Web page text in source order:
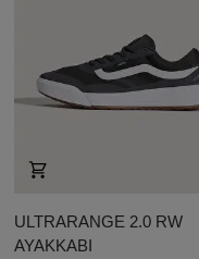
ULTRARANGE 2.0 RW
AYAKKABI